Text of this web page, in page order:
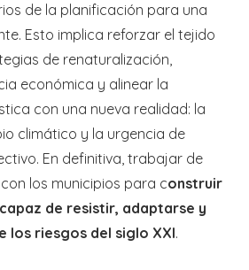
de la planificación para una
Esto implica reforzar el tejido
de renaturalización,
económica y alinear la
con una nueva realidad: la
climático y la urgencia de
En definitiva, trabajar de
los municipios para construir
de resistir, adaptarse y
los riesgos del siglo XXI.